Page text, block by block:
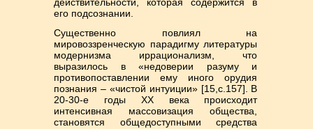
его подсознании.
Существенно повлиял на
мировоззренческую парадигму литературы
модернизма иррационализм, что
выразилось в «недоверии разуму и
противопоставлении ему иного орудия
познания – «чистой интуиции» [15,с.157]. В
20-30-е годы ХХ века происходит
интенсивная массовизация общества,
становятся общедоступными средства